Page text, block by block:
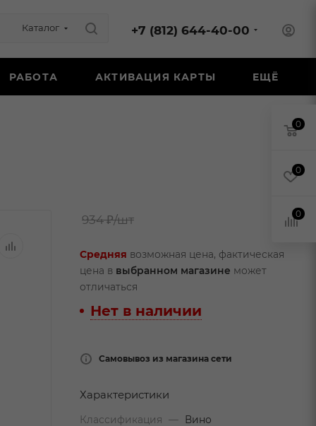
Каталог +7 (812) 644-40-00
РАБОТА АКТИВАЦИЯ КАРТЫ ЕЩЁ
934 ₽/шт
Средняя возможная цена, фактическая
цена в выбранном магазине может
отличаться
Нет в наличии
Самовывоз из магазина сети
Характеристики
Классификация —
Вино
0
0
0